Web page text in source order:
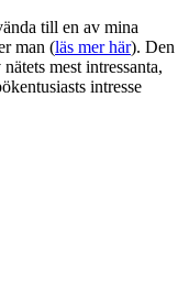
till en av mina
man (läs mer här). Den
mest intressanta,
intresse